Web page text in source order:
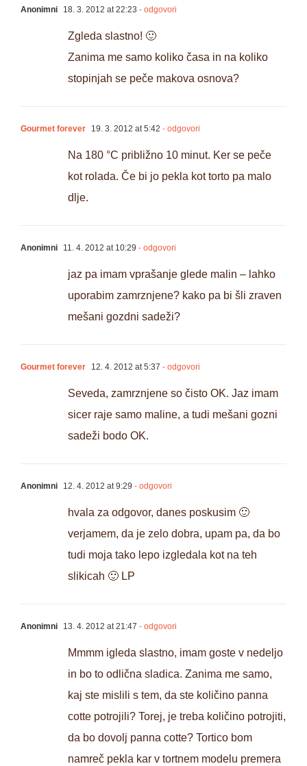
Anonimni 18. 3. 2012 at 22:23 - odgovori
Zgleda slastno! 🙂
Zanima me samo koliko časa in na koliko
stopinjah se peče makova osnova?
Gourmet forever 19. 3. 2012 at 5:42 - odgovori
Na 180 °C približno 10 minut. Ker se peče
kot rolada. Če bi jo pekla kot torto pa malo
dlje.
Anonimni 11. 4. 2012 at 10:29 - odgovori
jaz pa imam vprašanje glede malin – lahko
uporabim zamrznjene? kako pa bi šli zraven
mešani gozdni sadeži?
Gourmet forever 12. 4. 2012 at 5:37 - odgovori
Seveda, zamrznjene so čisto OK. Jaz imam
sicer raje samo maline, a tudi mešani gozni
sadeži bodo OK.
Anonimni 12. 4. 2012 at 9:29 - odgovori
hvala za odgovor, danes poskusim 🙂
verjamem, da je zelo dobra, upam pa, da bo
tudi moja tako lepo izgledala kot na teh
slikicah 🙂 LP
Anonimni 13. 4. 2012 at 21:47 - odgovori
Mmmm igleda slastno, imam goste v nedeljo
in bo to odlična sladica. Zanima me samo,
kaj ste mislili s tem, da ste količino panna
cotte potrojili? Torej, je treba količino potrojiti,
da bo dovolj panna cotte? Tortico bom
namreč pekla kar v tortnem modelu premera